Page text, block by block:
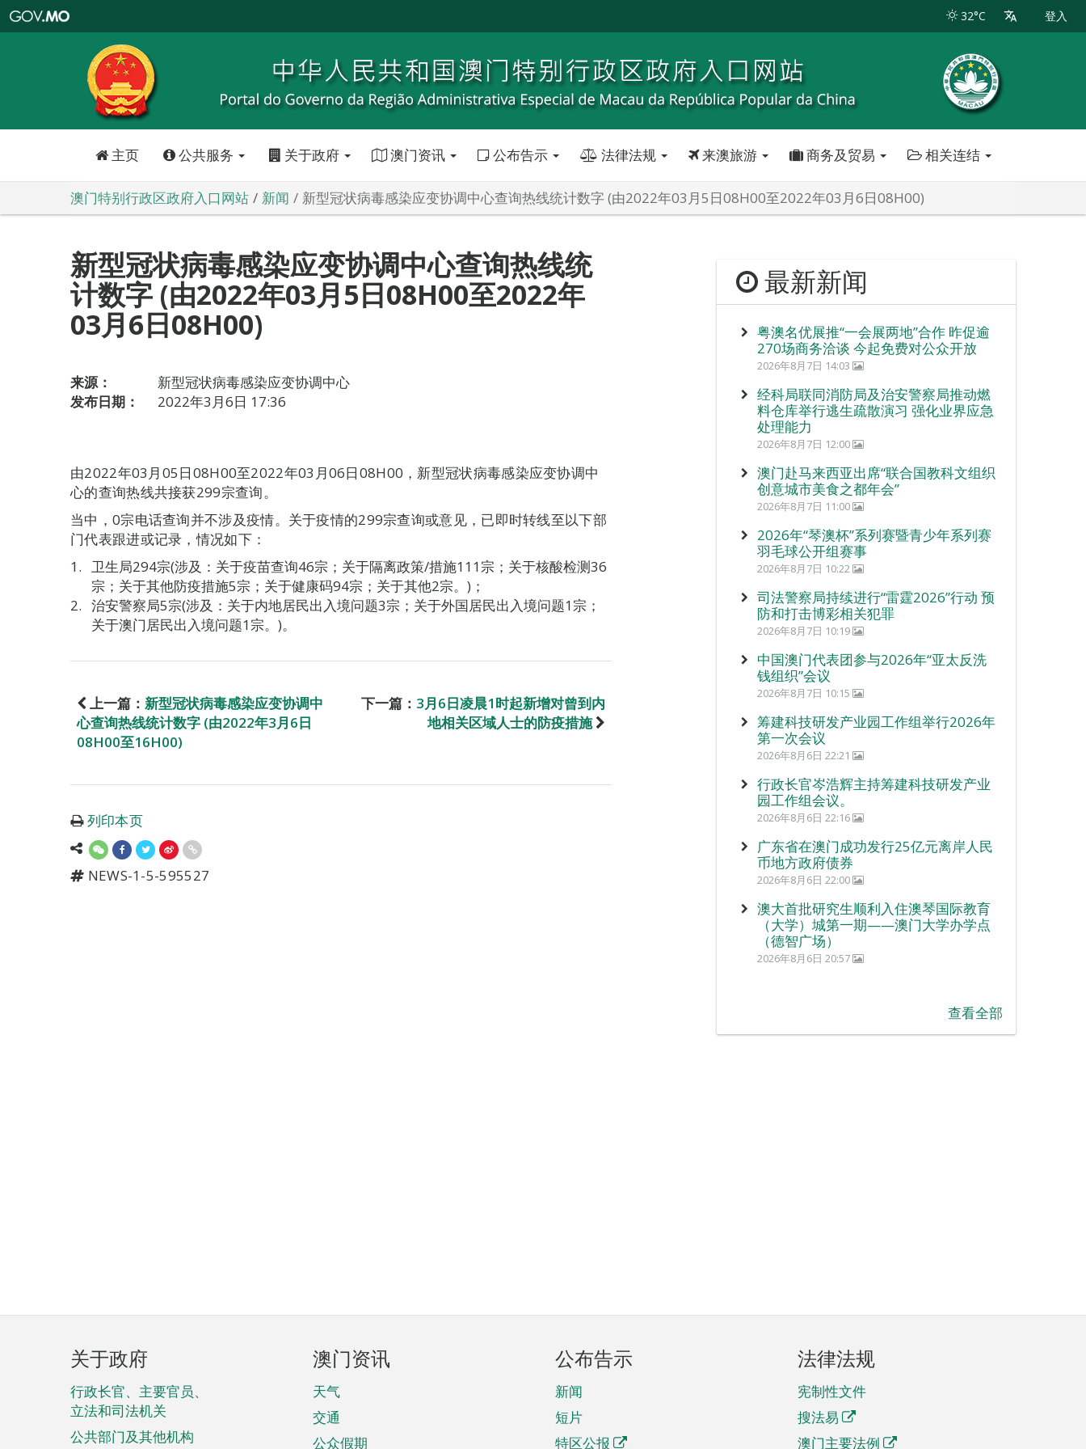
特
政
区
政
口
32°C 登入
主页 公共服务 关于政府 澳门资讯 公布告示 法律法规 来澳旅游 商务及贸易 相关连结
澳门特别行政区政府入口网站 新闻 新型冠状病毒感染应变协调中心查询热线统计数字 (由2022年03月5日08H00至2022年03月6日08H00)
新型冠状病毒感染应变协调中心查询热线统
计数字 (由2022年03月5日08H00至2022年
03月6日08H00)
来源：
新型冠状病毒感染应变协调中心
发布日期：
2022年3月6日 17:36
由2022年03月05日08H00至2022年03月06日08H00，新型冠状病毒感染应变协调中
心的查询热线共接获299宗查询。
当中，0宗电话查询并不涉及疫情。关于疫情的299宗查询或意见，已即时转线至以下部
门代表跟进或记录，情况如下：
卫生局294宗(涉及：关于疫苗查询46宗；关于隔离政策/措施111宗；关于核酸检测36
宗；关于其他防疫措施5宗；关于健康码94宗；关于其他2宗。)；
治安警察局5宗(涉及：关于内地居民出入境问题3宗；关于外国居民出入境问题1宗；
关于澳门居民出入境问题1宗。)。
上一篇： 新型冠状病毒感染应变协调中
心查询热线统计数字 (由2022年3月6日
08H00至16H00)
下一篇： 3月6日凌晨1时起新增对曾到内
地相关区域人士的防疫措施
列印本页
NEWS-1-5-595527
最新新闻
粤澳名优展推“一会展两地”合作 昨促逾
270场商务洽谈 今起免费对公众开放
2026年8月7日 14:03
经科局联同消防局及治安警察局推动燃
料仓库举行逃生疏散演习 强化业界应急
处理能力
2026年8月7日 12:00
澳门赴马来西亚出席“联合国教科文组织
创意城市美食之都年会”
2026年8月7日 11:00
2026年“琴澳杯”系列赛暨青少年系列赛
羽毛球公开组赛事
2026年8月7日 10:22
司法警察局持续进行“雷霆2026”行动 预
防和打击博彩相关犯罪
2026年8月7日 10:19
中国澳门代表团参与2026年“亚太反洗
钱组织”会议
2026年8月7日 10:15
筹建科技研发产业园工作组举行2026年
第一次会议
2026年8月6日 22:21
行政长官岑浩辉主持筹建科技研发产业
园工作组会议。
2026年8月6日 22:16
广东省在澳门成功发行25亿元离岸人民
币地方政府债券
2026年8月6日 22:00
澳大首批研究生顺利入住澳琴国际教育
（大学）城第一期——澳门大学办学点
（德智广场）
2026年8月6日 20:57
查看全部
页
脚
菜
单
关于政府
行政长官、主要官员、
立法和司法机关
公共部门及其他机构
澳门资讯
天气
交通
公众假期
公布告示
新闻
短片
特区公报
法律法规
宪制性文件
搜法易
澳门主要法例